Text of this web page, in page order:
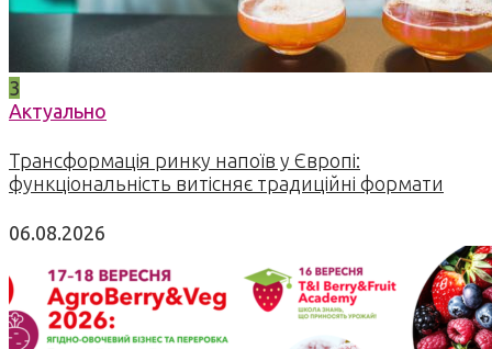
3
Актуально
Трансформація ринку напоїв у Європі:
функціональність витісняє традиційні формати
06.08.2026